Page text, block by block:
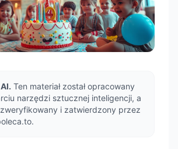
Ten materiał został opracowany
narzędzi sztucznej inteligencji, a
i zatwierdzony przez